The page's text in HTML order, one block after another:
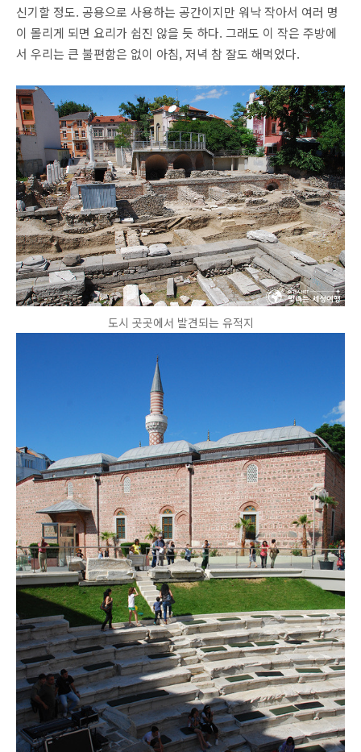
신기할 정도. 공용으로 사용하는 공간이지만 워낙 작아서 여러 명
이 몰리게 되면 요리가 쉽진 않을 듯 하다. 그래도 이 작은 주방에
서 우리는 큰 불편함은 없이 아침, 저녁 참 잘도 해먹었다.
도시 곳곳에서 발견되는 유적지